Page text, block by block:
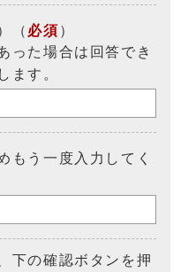
（ 必須 ）
った場合は回答でき
ます。
もう一度入力してく
下の確認ボタンを押